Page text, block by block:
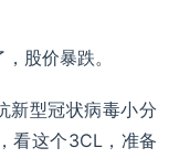
股价暴跌。
新型冠状病毒小分
看这个3CL，准备